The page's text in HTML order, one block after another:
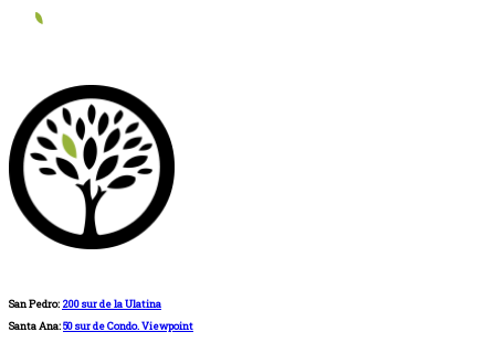
San Pedro: 200 sur de la Ulatina
Santa Ana:50 sur de Condo. Viewpoint